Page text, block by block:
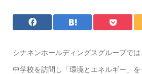
シナネンホールディングスグループで
中学校を訪問し「環境とエネルギー」